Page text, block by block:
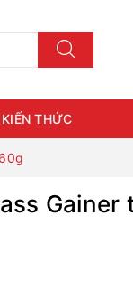
KIẾN THỨC
Gainer